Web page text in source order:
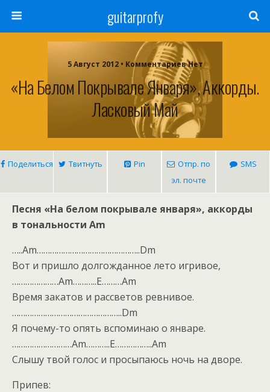
guitarprofy
5 Август 2012 • Комментариев Нет
«На Белом Покрывале Января», Аккорды.
Ласковый Май
Поделиться Твитнуть Pin
Отпр. по
эл. почте
SMS
Песня «На белом покрывале января», аккорды
в тональности Am
…..Am………………………………………..Dm
Вот и пришло долгожданное лето игривое,
…………………Am………..E………Am
Время закатов и рассветов ревнивое.
…………………………………………..Dm
Я почему-то опять вспоминаю о январе.
………………………Am………..E……………..Am
Слышу твой голос и просыпаюсь ночь на дворе.
Припев: